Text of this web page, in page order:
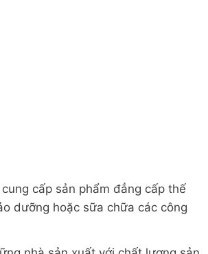
cấp sản phẩm đẳng cấp thế
dưỡng hoặc sữa chữa các công